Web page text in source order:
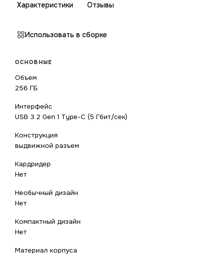
Характеристики Отзывы
Использовать в сборке
ОСНОВНЫЕ
Объем
256 ГБ
Интерфейс
USB 3.2 Gen 1 Type-C (5 Гбит/сек)
Конструкция
выдвижной разъем
Кардридер
Нет
Необычный дизайн
Нет
Компактный дизайн
Нет
Материал корпуса